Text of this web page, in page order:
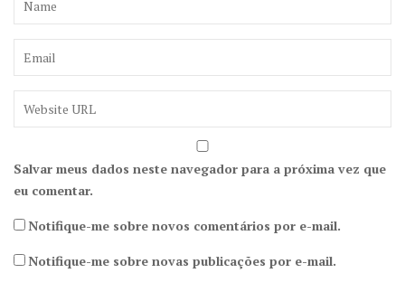
Salvar meus dados neste navegador para a próxima vez que
eu comentar.
Notifique-me sobre novos comentários por e-mail.
Notifique-me sobre novas publicações por e-mail.